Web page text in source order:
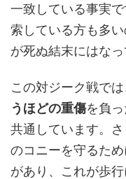
一致している事実
索している方も多
が死ぬ結末にはなっ
この対ジーク戦で
うほどの重傷を負
共通しています。
のコニーを守るた
があり、これが歩